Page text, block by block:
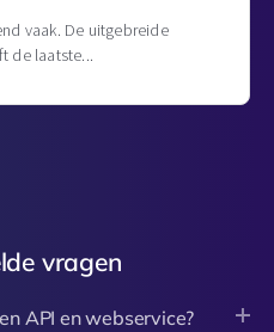
vaak. De uitgebreide
de laatste
vragen
API en webservice?